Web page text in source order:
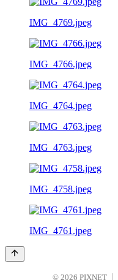
IMG_4769.jpeg
IMG_4766.jpeg
IMG_4764.jpeg
IMG_4763.jpeg
IMG_4758.jpeg
IMG_4761.jpeg
© 2026 PIXNET